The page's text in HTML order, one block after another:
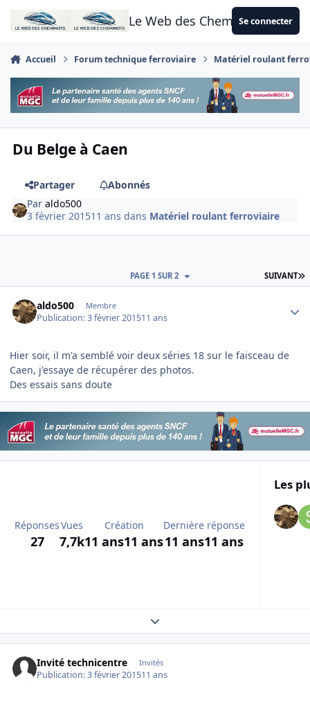
Aller au contenu
Le Web des CheminotsSe connecter
Accueil Forum technique ferroviaire Matériel roulant
Du Belge à Caen
Partager
Abonnés
Paraldo500
3 février 201511 ans dans Matériel roulant ferroviaire
SUIVANT
PAGE 1 SUR 2
aldo500 Membre
Publication:3 février 201511 ans
Hier soir, il m'a semblé voir deux séries 18 sur le faisceau de
Caen, j'essaye de récupérer des photos.
Des essais sans doute
Réponses
27
Vues
7,7k
Création
11 ans11 ans
Dernière réponse
11 ans11 ans
Les
Expand topic overview
Invité technicentre Invités
Publication:3 février 201511 ans